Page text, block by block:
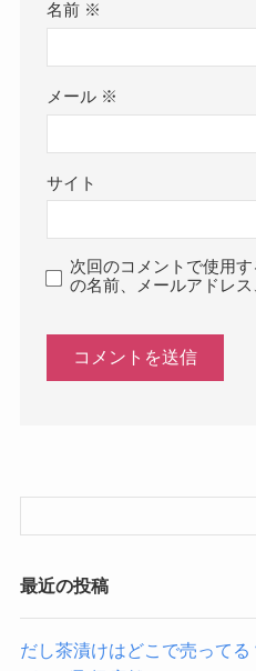
名前 ※
メール ※
サイト
次回のコメントで使用
の名前、メールアドレス
最近の投稿
だし茶漬けはどこで売って